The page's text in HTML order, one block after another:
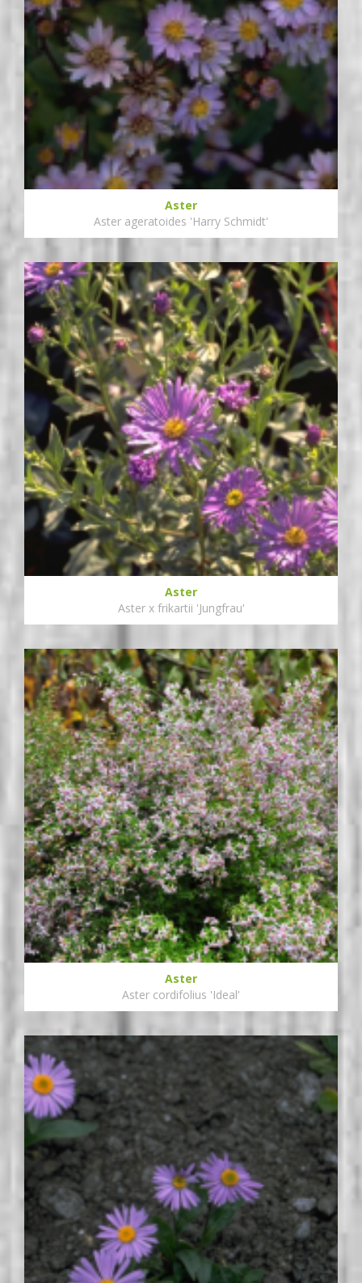
Aster
Aster ageratoides 'Harry Schmidt'
Aster
Aster x frikartii 'Jungfrau'
Aster
Aster cordifolius 'Ideal'